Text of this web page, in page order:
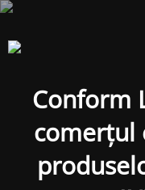
Conform
comerțul